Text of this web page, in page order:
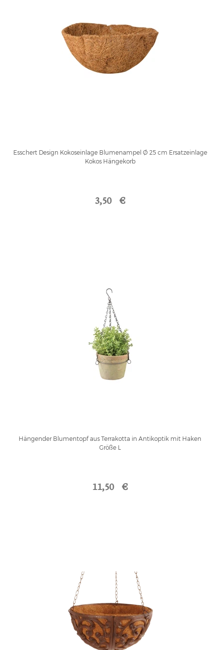
Esschert Design Kokoseinlage Blumenampel Ø 25 cm Ersatzeinlage
Kokos Hängekorb
3,50 €
Hängender Blumentopf aus Terrakotta in Antikoptik mit Haken
Größe L
11,50 €